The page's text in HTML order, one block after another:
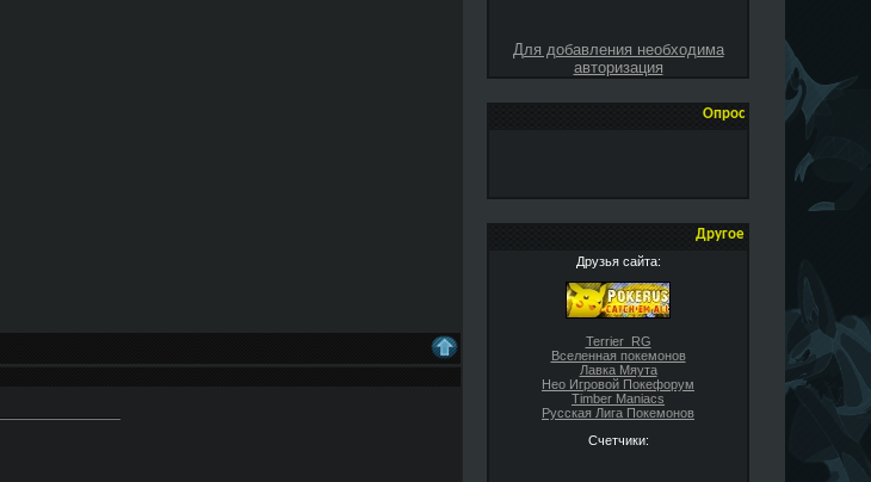
Для добавления необходима
авторизация
Опрос
Другое
Друзья сайта:
Terrier_RG
Вселенная покемонов
Лавка Мяута
Нео Игровой Покефорум
Timber Maniacs
Русская Лига Покемонов
Счетчики: